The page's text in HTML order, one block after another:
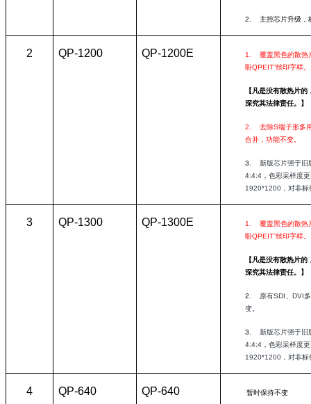
2. 主控芯片升级，
2 QP-1200 QP-1200E 1.
覆盖黑色的散热
盼QPEIT”丝印字样。
【凡是没有散热片
深究其法律责任。】
2.
去除S端子形多
合并，功能不变。
3.
新版芯片强于旧
4:4:4，色彩采样度
1920*1200，对非标
3 QP-1300 QP-1300E 1.
覆盖黑色的散热
盼QPEIT”丝印字样。
【凡是没有散热片
深究其法律责任。】
2.
原有SDI、DVI
变。
3.
新版芯片强于旧
4:4:4，色彩采样度
1920*1200，对非标
4 QP-640 QP-640 暂时保持不变